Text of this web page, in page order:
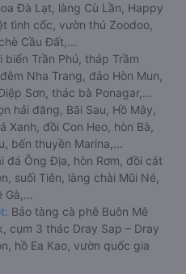
Đà Lạt, làng Cù Lần, Happy
tình cốc, vườn thú Zoodoo,
Cầu Đất,...
biển Trần Phú, tháp Trầm
Nha Trang, đảo Hòn Mun,
Sơn, thác bà Ponagar,...
hải đăng, Bãi Sau, Hồ Mây,
Xanh, đồi Con Heo, hòn Bà,
bến thuyền Marina,...
đá Ông Địa, hòn Rơm, đồi cát
suối Tiên, làng chài Mũi Né,
Gà,...
Bảo tàng cà phê Buôn Mê
cụm 3 thác Dray Sap – Dray
hồ Ea Kao, vườn quốc gia